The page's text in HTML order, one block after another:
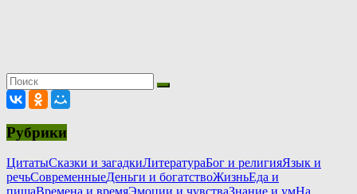
Рубрики
ЦитатыСказки и загадкиЛитератураБог и религияЯзык и
речьСовременныеДеньги и богатствоЖизньЕда и